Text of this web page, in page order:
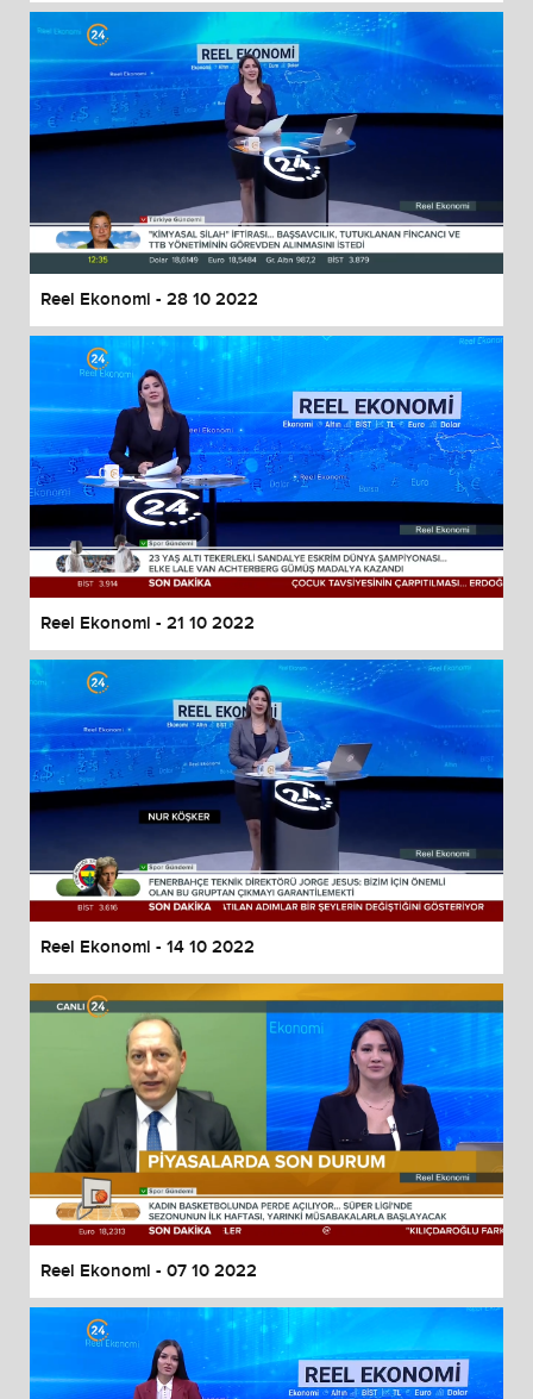
Reel Ekonomi - 28 10 2022
Reel Ekonomi - 21 10 2022
Reel Ekonomi - 14 10 2022
Reel Ekonomi - 07 10 2022